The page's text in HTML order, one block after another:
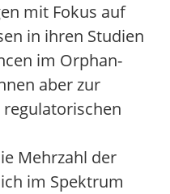
mit Fokus auf
in ihren Studien
im Orphan-
aber zur
Mehrzahl der
im Spektrum